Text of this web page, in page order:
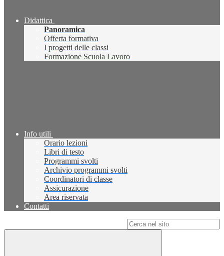
Didattica
Panoramica
Offerta formativa
I progetti delle classi
Formazione Scuola Lavoro
Info utili
Orario lezioni
Libri di testo
Programmi svolti
Archivio programmi svolti
Coordinatori di classe
Assicurazione
Area riservata
Contatti